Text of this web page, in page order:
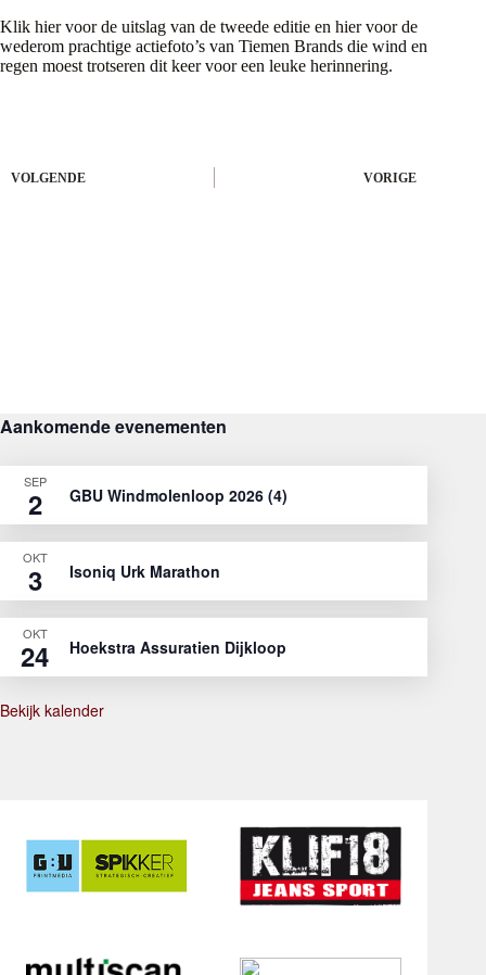
Klik hiervoor de uitslag van de tweede editie en hiervoor de
wederom prachtige actiefoto’s van Tiemen Brands die wind en
regen moest trotseren dit keer voor een leuke herinnering.
VORIGE
VOLGENDE
Aankomende evenementen
SEP
2 GBU Windmolenloop 2026 (4)
OKT
3 Isoniq Urk Marathon
OKT
24 Hoekstra Assuratien Dijkloop
Bekijk kalender